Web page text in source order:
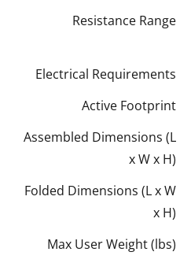
Resistance Range
Electrical Requirements
Active Footprint
Assembled Dimensions (L
x W x H)
Folded Dimensions (L x W
x H)
Max User Weight (lbs)